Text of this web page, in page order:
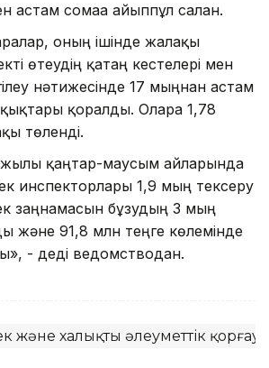
астам сомаға айыппұл салған.
оның ішінде жалақы
өтеудің қатаң кестелері мен
нәтижесінде 17 мыңнан астам
қорғалды. Оларға 1,78
төленді.
қаңтар-маусым айларында
инспекторлары 1,9 мың тексеру
заңнамасын бұзудың 3 мың
және 91,8 млн теңге көлемінде
- деді ведомстводан.
және халықты әлеуметтік қорғау